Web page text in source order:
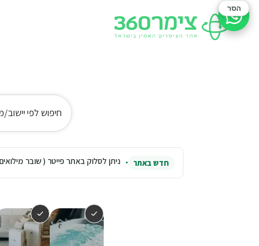
חיפוש לפי
חדש באתר ניתן לסלוק באתר פייטר ( שובר
סיוע בהזמנה
הסר